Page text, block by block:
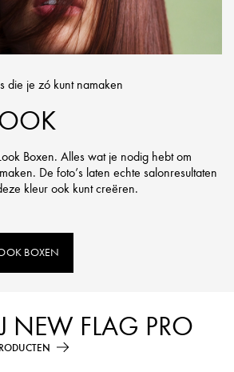
die je zó kunt namaken
Boxen. Alles wat je nodig hebt om
De foto’s laten echte salonresultaten
kleur ook kunt creëren.
BOXEN
NEW FLAG PRO